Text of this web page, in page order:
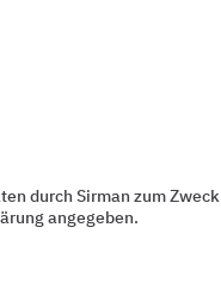
durch Sirman zum Zweck
angegeben.